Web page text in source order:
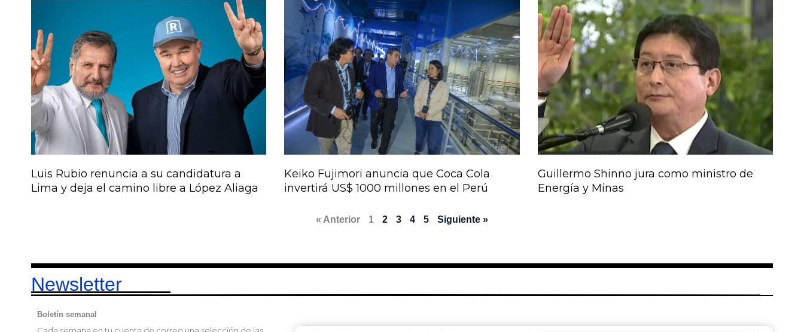
Luis Rubio renuncia a su candidatura a
Lima y deja el camino libre a López Aliaga
Keiko Fujimori anuncia que Coca Cola
invertirá US$ 1000 millones en el Perú
Guillermo Shinno jura como ministro de
Energía y Minas
« Anterior 1 2 3 4 5 Siguiente »
Newsletter
Boletín semanal
Cada semana en tu cuenta de correo una selección de las